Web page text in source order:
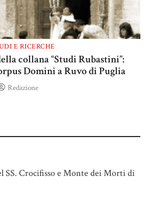
E RICERCHE
collana “Studi Rubastini”:
Domini a Ruvo di Puglia
Redazione
SS. Crocifisso e Monte dei Morti di